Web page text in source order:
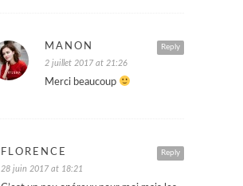
Reply
MANON
2 juillet 2017 at 21:26
Merci beaucoup
Reply
FLORENCE
28 juin 2017 at 18:21